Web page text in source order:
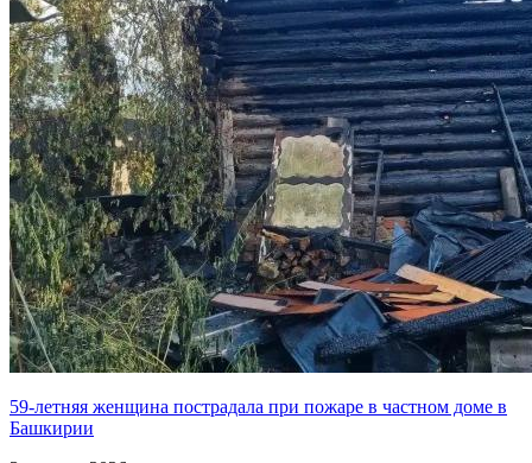
59-летняя женщина пострадала при пожаре в частном доме в
Башкирии